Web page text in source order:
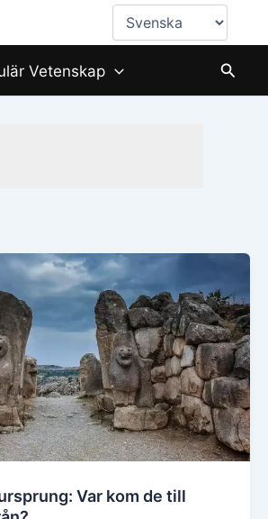
Välj
ett
språk
Vetenskap Sök
Var kom de till